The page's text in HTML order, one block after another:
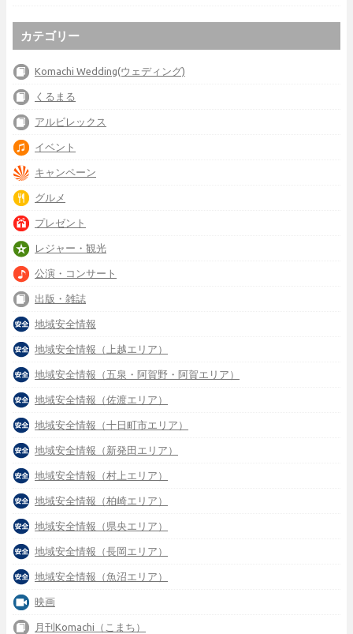
カテゴリー
Komachi Wedding(ウェディング)
くるまる
アルビレックス
イベント
キャンペーン
グルメ
プレゼント
レジャー・観光
公演・コンサート
出版・雑誌
地域安全情報
地域安全情報（上越エリア）
地域安全情報（五泉・阿賀野・阿賀エリア）
地域安全情報（佐渡エリア）
地域安全情報（十日町市エリア）
地域安全情報（新発田エリア）
地域安全情報（村上エリア）
地域安全情報（柏崎エリア）
地域安全情報（県央エリア）
地域安全情報（長岡エリア）
地域安全情報（魚沼エリア）
映画
月刊Komachi（こまち）